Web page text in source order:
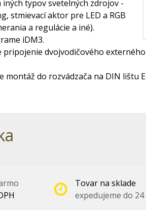
typov svetelných zdrojov -
stmievací aktor pre LED a RGB
a regulácie a iné).
iDM3.
dvojvodičového
montáž do rozvádzača na DIN lištu
Tovar na sklade
expedujeme do 24